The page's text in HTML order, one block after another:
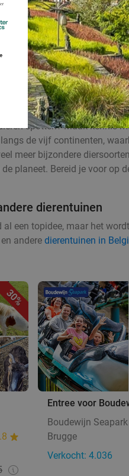
spotten? Maak kennis
de vijf continenten,
meer bijzondere
planeet. Bereid je voor op
dierentuinen
een topidee, maar het
andere dierentuinen in
30%
Entree voor
Boudewijn Seapark
Brugge
Verkocht: 4.036